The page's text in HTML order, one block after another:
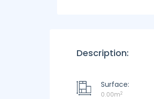
Description:
Surface:
0.00m2